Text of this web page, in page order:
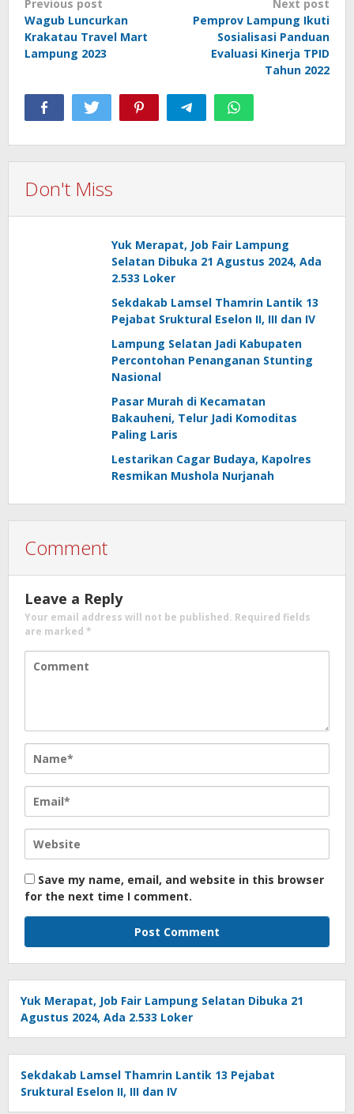
navigation
Previous post
Wagub Luncurkan
Krakatau Travel Mart
Lampung 2023
Next post
Pemprov Lampung Ikuti
Sosialisasi Panduan
Evaluasi Kinerja TPID
Tahun 2022
Don't Miss
Yuk Merapat, Job Fair Lampung
Selatan Dibuka 21 Agustus 2024, Ada
2.533 Loker
Sekdakab Lamsel Thamrin Lantik 13
Pejabat Sruktural Eselon II, III dan IV
Lampung Selatan Jadi Kabupaten
Percontohan Penanganan Stunting
Nasional
Pasar Murah di Kecamatan
Bakauheni, Telur Jadi Komoditas
Paling Laris
Lestarikan Cagar Budaya, Kapolres
Resmikan Mushola Nurjanah
Comment
Leave a Reply
Your email address will not be published. Required fields
are marked *
Save my name, email, and website in this browser
for the next time I comment.
Yuk Merapat, Job Fair Lampung Selatan Dibuka 21
Agustus 2024, Ada 2.533 Loker
Sekdakab Lamsel Thamrin Lantik 13 Pejabat
Sruktural Eselon II, III dan IV